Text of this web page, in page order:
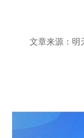
文章来源：明